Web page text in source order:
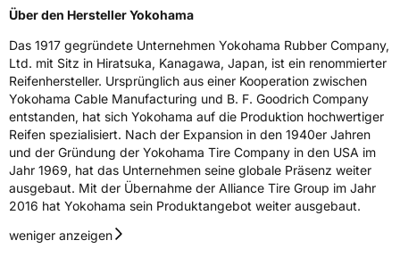
Nasshaftung
Rollgeräusch (Klasse)B
Rollgeräusch (dB)71
FahrzeugklasseC1
3PMSF / Schneeflockensymbol / Alpine-SymbolNein
Über den Hersteller Yokohama
Das 1917 gegründete Unternehmen Yokohama Rubber Company,
Ltd. mit Sitz in Hiratsuka, Kanagawa, Japan, ist ein renommierter
Reifenhersteller. Ursprünglich aus einer Kooperation zwischen
Yokohama Cable Manufacturing und B. F. Goodrich Company
entstanden, hat sich Yokohama auf die Produktion hochwertiger
Reifen spezialisiert. Nach der Expansion in den 1940er Jahren
und der Gründung der Yokohama Tire Company in den USA im
Jahr 1969, hat das Unternehmen seine globale Präsenz weiter
ausgebaut. Mit der Übernahme der Alliance Tire Group im Jahr
2016 hat Yokohama sein Produktangebot weiter ausgebaut.
weniger anzeigen